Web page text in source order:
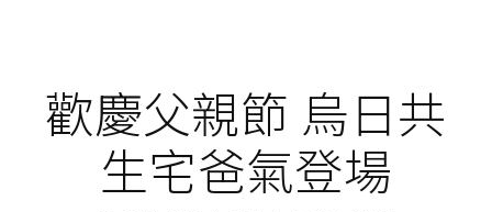
歡慶父親節 烏日共
生宅爸氣登場